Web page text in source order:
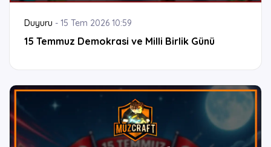
Duyuru - 15 Tem 2026 10:59
15 Temmuz Demokrasi ve Milli Birlik Günü